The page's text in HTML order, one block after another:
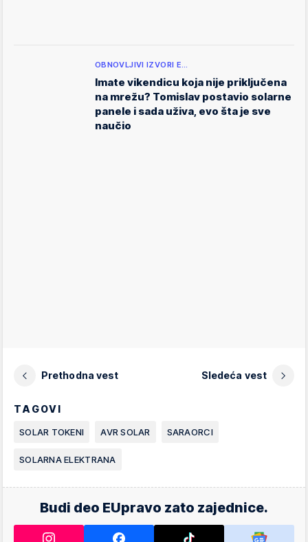
OBNOVLJIVI IZVORI E…
Imate vikendicu koja nije priključena
na mrežu? Tomislav postavio solarne
panele i sada uživa, evo šta je sve
naučio
Prethodna vest Sledeća vest
TAGOVI
SOLAR TOKENI AVR SOLAR SARAORCI
SOLARNA ELEKTRANA
Budi deo EUpravo zato zajednice.